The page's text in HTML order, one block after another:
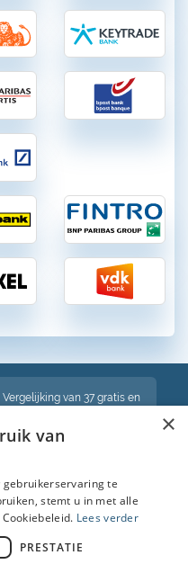
van 37 gratis en
van gratis en betalende
in België
:
×
van
gebruikerservaring te
stemt u in met alle
Lees verder
PRESTATIE